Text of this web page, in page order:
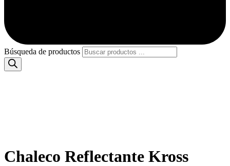
Búsqueda de productos
Chaleco Reflectante Kross